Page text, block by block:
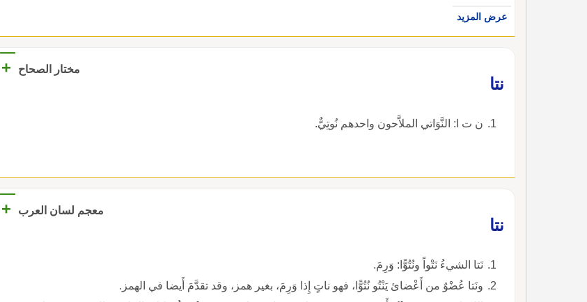
عرض المزيد
مختار الصحاح
+
نتا
ن ت ا: النَّوَاتي الملاَّحون واحدهم نُوتِيٌّ.
معجم لسان العرب
+
نتا
نَتا الشيءُ نَتْواً ونُتُوًّا: وَرِمَ.
ونَتا عُضْوٌ من أَعْضائ يَنْتُو نُتُوًّا، فهو ناتٍ إِذا وَرِمَ، بغير همز، وقد تقدَّمَ أَيضا في الهمز.